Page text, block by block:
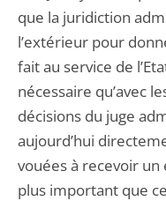
que la juridiction
l’extérieur pour
fait au service de
nécessaire qu’avec
décisions du juge
aujourd’hui
vouées à recevoir
plus important que